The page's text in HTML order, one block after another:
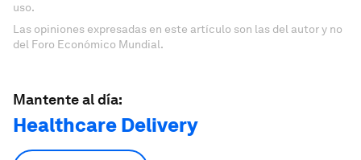
uso.
Las opiniones expresadas en este artículo son las del autor y no
del Foro Económico Mundial.
Mantente al día:
Healthcare Delivery